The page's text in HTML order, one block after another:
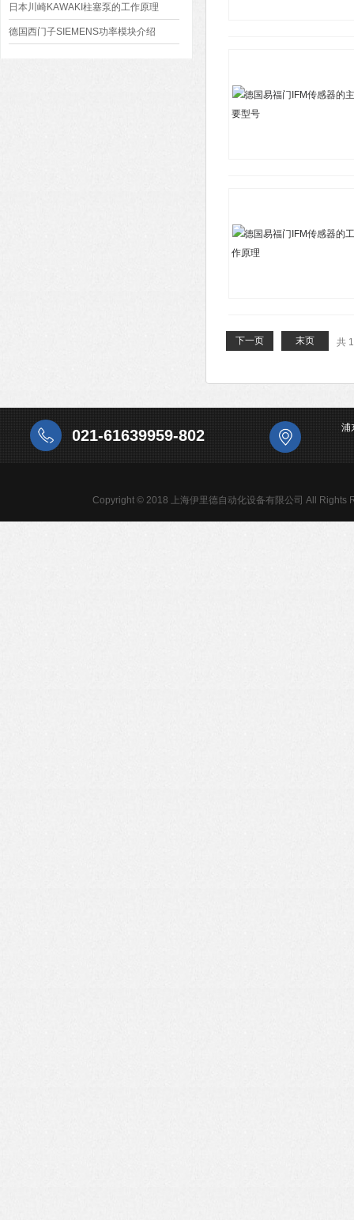
题
日本川崎KAWAKI柱塞泵的工作原理
德国西门子SIEMENS功率模块介绍
共
下一页 末页
021-61639959-802 浦
Copyright © 2018 上海伊里德自动化设备有限公司 All Rights